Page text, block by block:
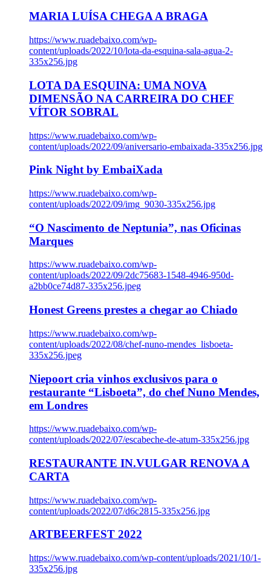
MARIA LUÍSA CHEGA A BRAGA
https://www.ruadebaixo.com/wp-
content/uploads/2022/10/lota-da-esquina-sala-agua-2-
335x256.jpg
LOTA DA ESQUINA: UMA NOVA
DIMENSÃO NA CARREIRA DO CHEF
VÍTOR SOBRAL
https://www.ruadebaixo.com/wp-
content/uploads/2022/09/aniversario-embaixada-335x256.jpg
Pink Night by EmbaiXada
https://www.ruadebaixo.com/wp-
content/uploads/2022/09/img_9030-335x256.jpg
“O Nascimento de Neptunia”, nas Oficinas
Marques
https://www.ruadebaixo.com/wp-
content/uploads/2022/09/2dc75683-1548-4946-950d-
a2bb0ce74d87-335x256.jpeg
Honest Greens prestes a chegar ao Chiado
https://www.ruadebaixo.com/wp-
content/uploads/2022/08/chef-nuno-mendes_lisboeta-
335x256.jpeg
Niepoort cria vinhos exclusivos para o
restaurante “Lisboeta”, do chef Nuno Mendes,
em Londres
https://www.ruadebaixo.com/wp-
content/uploads/2022/07/escabeche-de-atum-335x256.jpg
RESTAURANTE IN.VULGAR RENOVA A
CARTA
https://www.ruadebaixo.com/wp-
content/uploads/2022/07/d6c2815-335x256.jpg
ARTBEERFEST 2022
https://www.ruadebaixo.com/wp-content/uploads/2021/10/1-
335x256.jpg